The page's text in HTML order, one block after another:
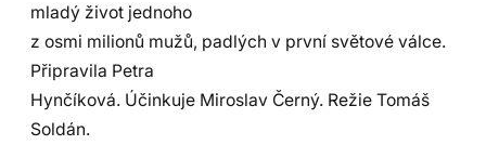
mladý život jednoho
z osmi milionů mužů, padlých v první světové válce.
Připravila Petra
Hynčíková. Účinkuje Miroslav Černý. Režie Tomáš
Soldán.